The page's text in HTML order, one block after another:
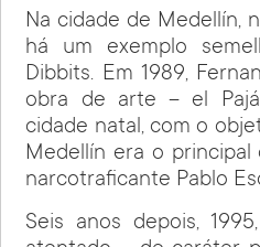
Na cidade de Medellín,
há um exemplo
Dibbits. Em 1989,
obra de arte – el
cidade natal, com o
Medellín era o
narcotraficante Pablo
Seis anos depois,